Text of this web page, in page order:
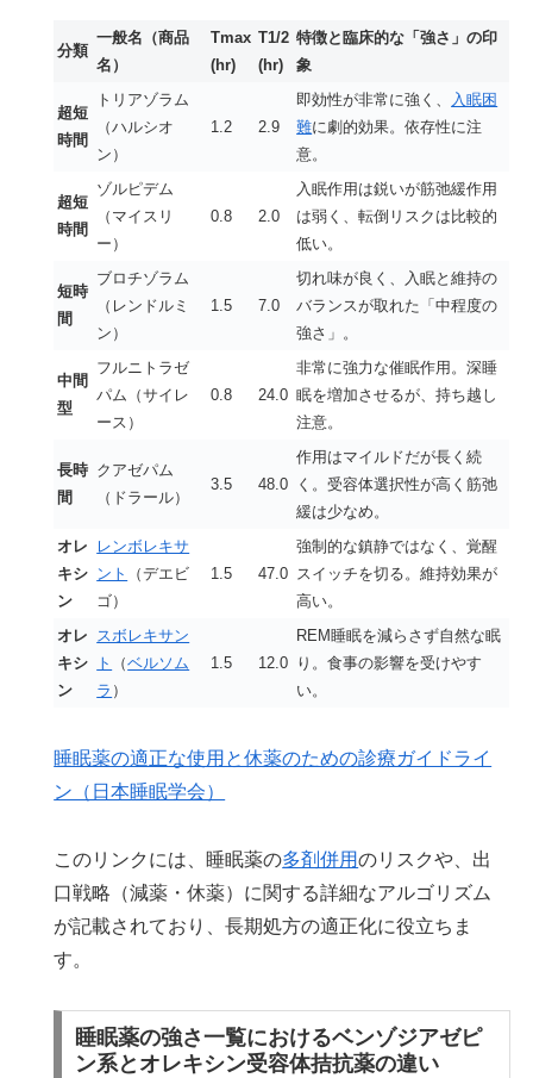
分類
一般名（商品
名）
Tmax
(hr)
T1/2
(hr)
特徴と臨床的な「強さ」の印
象
超短
時間
トリアゾラム
（ハルシオ
ン）
1.2 2.9
即効性が非常に強く、
入眠困
難に劇的効果。依存性に注
意。
超短
時間
ゾルピデム
（マイスリ
ー）
0.8 2.0
入眠作用は鋭いが筋弛緩作用
は弱く、転倒リスクは比較的
低い。
短時
間
ブロチゾラム
（レンドルミ
ン）
1.5 7.0
切れ味が良く、入眠と維持の
バランスが取れた「中程度の
強さ」。
中間
型
フルニトラゼ
パム（サイレ
ース）
0.8 24.0
非常に強力な催眠作用。深睡
眠を増加させるが、持ち越し
注意。
長時
間
クアゼパム
（ドラール）
3.5 48.0
作用はマイルドだが長く続
く。受容体選択性が高く筋弛
緩は少なめ。
オレ
キシ
ン
レンボレキサ
ント
（デエビ
ゴ）
1.5 47.0
強制的な鎮静ではなく、覚醒
スイッチを切る。維持効果が
高い。
オレ
キシ
ン
スボレキサン
ト
（ベルソム
ラ ）
1.5 12.0
REM睡眠を減らさず自然な眠
り。食事の影響を受けやす
い。
睡眠薬の適正な使用と休薬のための診療ガイドライ
ン（日本睡眠学会）
このリンクには、睡眠薬の多剤併用のリスクや、出
口戦略（減薬・休薬）に関する詳細なアルゴリズム
が記載されており、長期処方の適正化に役立ちま
す。
睡眠薬の強さ一覧におけるベンゾジアゼピ
ン系とオレキシン受容体拮抗薬の違い